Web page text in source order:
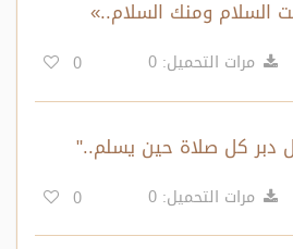
السلام ومنك السلام..»
مرات التحميل: 0 0
دبر كل صلاة حين يسلم.."
مرات التحميل: 0 0